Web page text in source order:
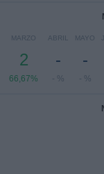
MARZO
2
66,67%
ABRIL
-
- %
MAYO
-
- %